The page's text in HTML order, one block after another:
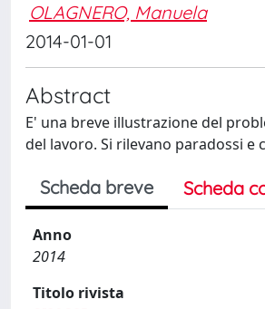
OLAGNERO, Manuela
2014-01-01
Abstract
E' una breve illustrazione del
del lavoro. Si rilevano paradossi
Scheda breve Scheda
Anno
2014
Titolo rivista